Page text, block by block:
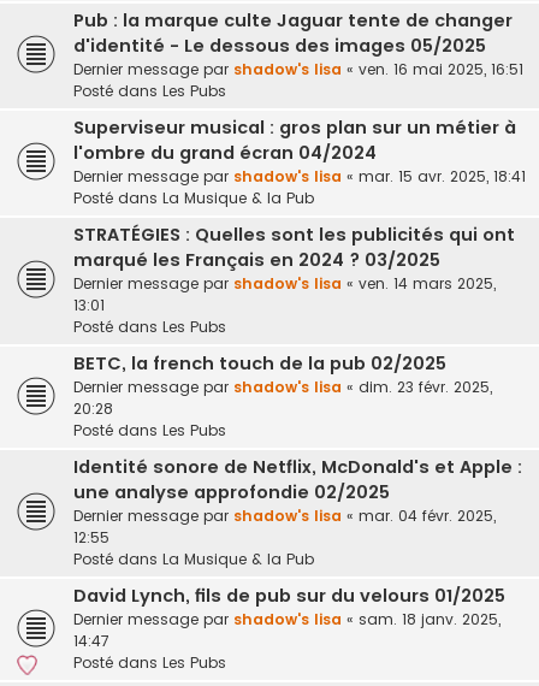
Pub : la marque culte Jaguar tente de changer
d'identité - Le dessous des images 05/2025
Dernier message par shadow's lisa « ven. 16 mai 2025, 16:51
Posté dans Les Pubs
Superviseur musical : gros plan sur un métier à
l'ombre du grand écran 04/2024
Dernier message par shadow's lisa « mar. 15 avr. 2025, 18:41
Posté dans La Musique & la Pub
STRATÉGIES : Quelles sont les publicités qui ont
marqué les Français en 2024 ? 03/2025
Dernier message par shadow's lisa « ven. 14 mars 2025,
13:01
Posté dans Les Pubs
BETC, la french touch de la pub 02/2025
Dernier message par shadow's lisa « dim. 23 févr. 2025,
20:28
Posté dans Les Pubs
Identité sonore de Netflix, McDonald's et Apple :
une analyse approfondie 02/2025
Dernier message par shadow's lisa « mar. 04 févr. 2025,
12:55
Posté dans La Musique & la Pub
David Lynch, fils de pub sur du velours 01/2025
Dernier message par shadow's lisa « sam. 18 janv. 2025,
14:47
Posté dans Les Pubs